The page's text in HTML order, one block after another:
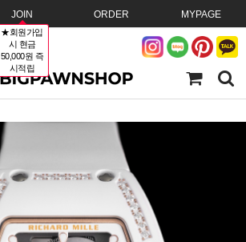
JOIN
★회원가입
시 현금
50,000원 즉
시적립
ORDER MYPAGE